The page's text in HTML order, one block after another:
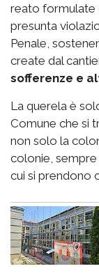
reato formulate
presunta
Penale,
create dal
sofferenze e
La querela è
Comune che si
non solo la
colonie,
cui si prendono